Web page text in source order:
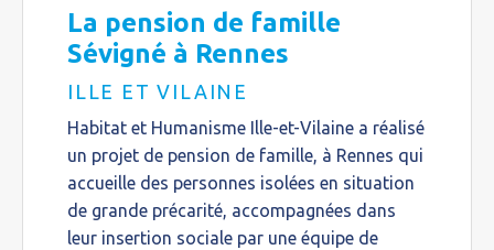
La pension de famille
Sévigné à Rennes
ILLE ET VILAINE
Habitat et Humanisme Ille-et-Vilaine a réalisé
un projet de pension de famille, à Rennes qui
accueille des personnes isolées en situation
de grande précarité, accompagnées dans
leur insertion sociale par une équipe de